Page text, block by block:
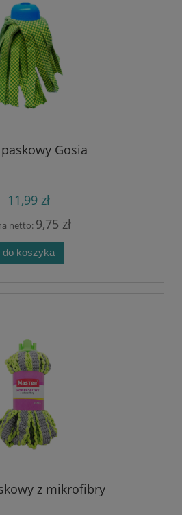
Gosia
11,99 zł
netto: 9,75 zł
do koszyka
z mikrofibry